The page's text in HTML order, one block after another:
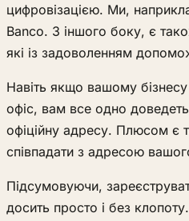
цифровізацією. Ми,
Banco. З іншого боку, є
які із задоволенням
Навіть якщо вашому бізнесу
офіс, вам все одно
офіційну адресу. Плюсом
співпадати з адресою
Підсумовуючи,
досить просто і без